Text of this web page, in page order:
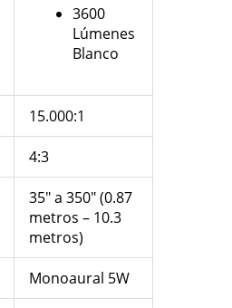
3600
Lúmenes
Blanco
15.000:1
4:3
35″ a 350″ (0.87
metros – 10.3
metros)
Monoaural 5W